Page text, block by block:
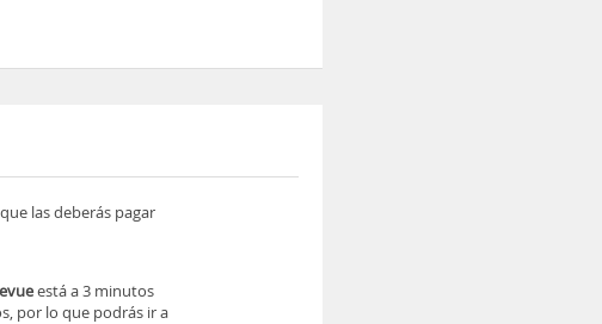
las deberás pagar
está a 3 minutos
por lo que podrás ir a